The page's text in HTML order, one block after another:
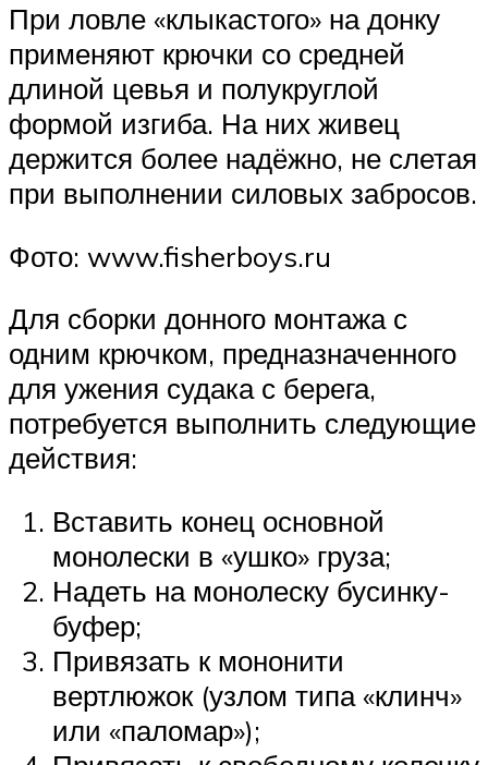
При ловле «клыкастого» на донку
применяют крючки со средней
длиной цевья и полукруглой
формой изгиба. На них живец
держится более надёжно, не слетая
при выполнении силовых забросов.
Фото: www.fisherboys.ru
Для сборки донного монтажа с
одним крючком, предназначенного
для ужения судака с берега,
потребуется выполнить следующие
действия:
Вставить конец основной
монолески в «ушко» груза;
Надеть на монолеску бусинку-
буфер;
Привязать к мононити
вертлюжок (узлом типа «клинч»
или «паломар»);